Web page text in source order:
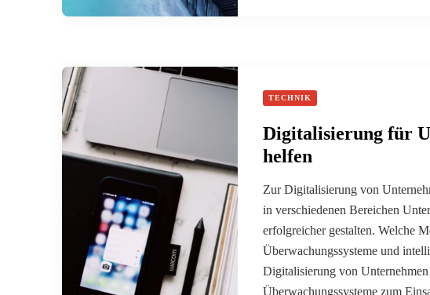
TECHNIK
Digitalisierung für
helfen
Zur Digitalisierung von
in verschiedenen Bereichen
erfolgreicher gestalten. Welche
Überwachungssysteme und
Digitalisierung von
Überwachungssysteme zum